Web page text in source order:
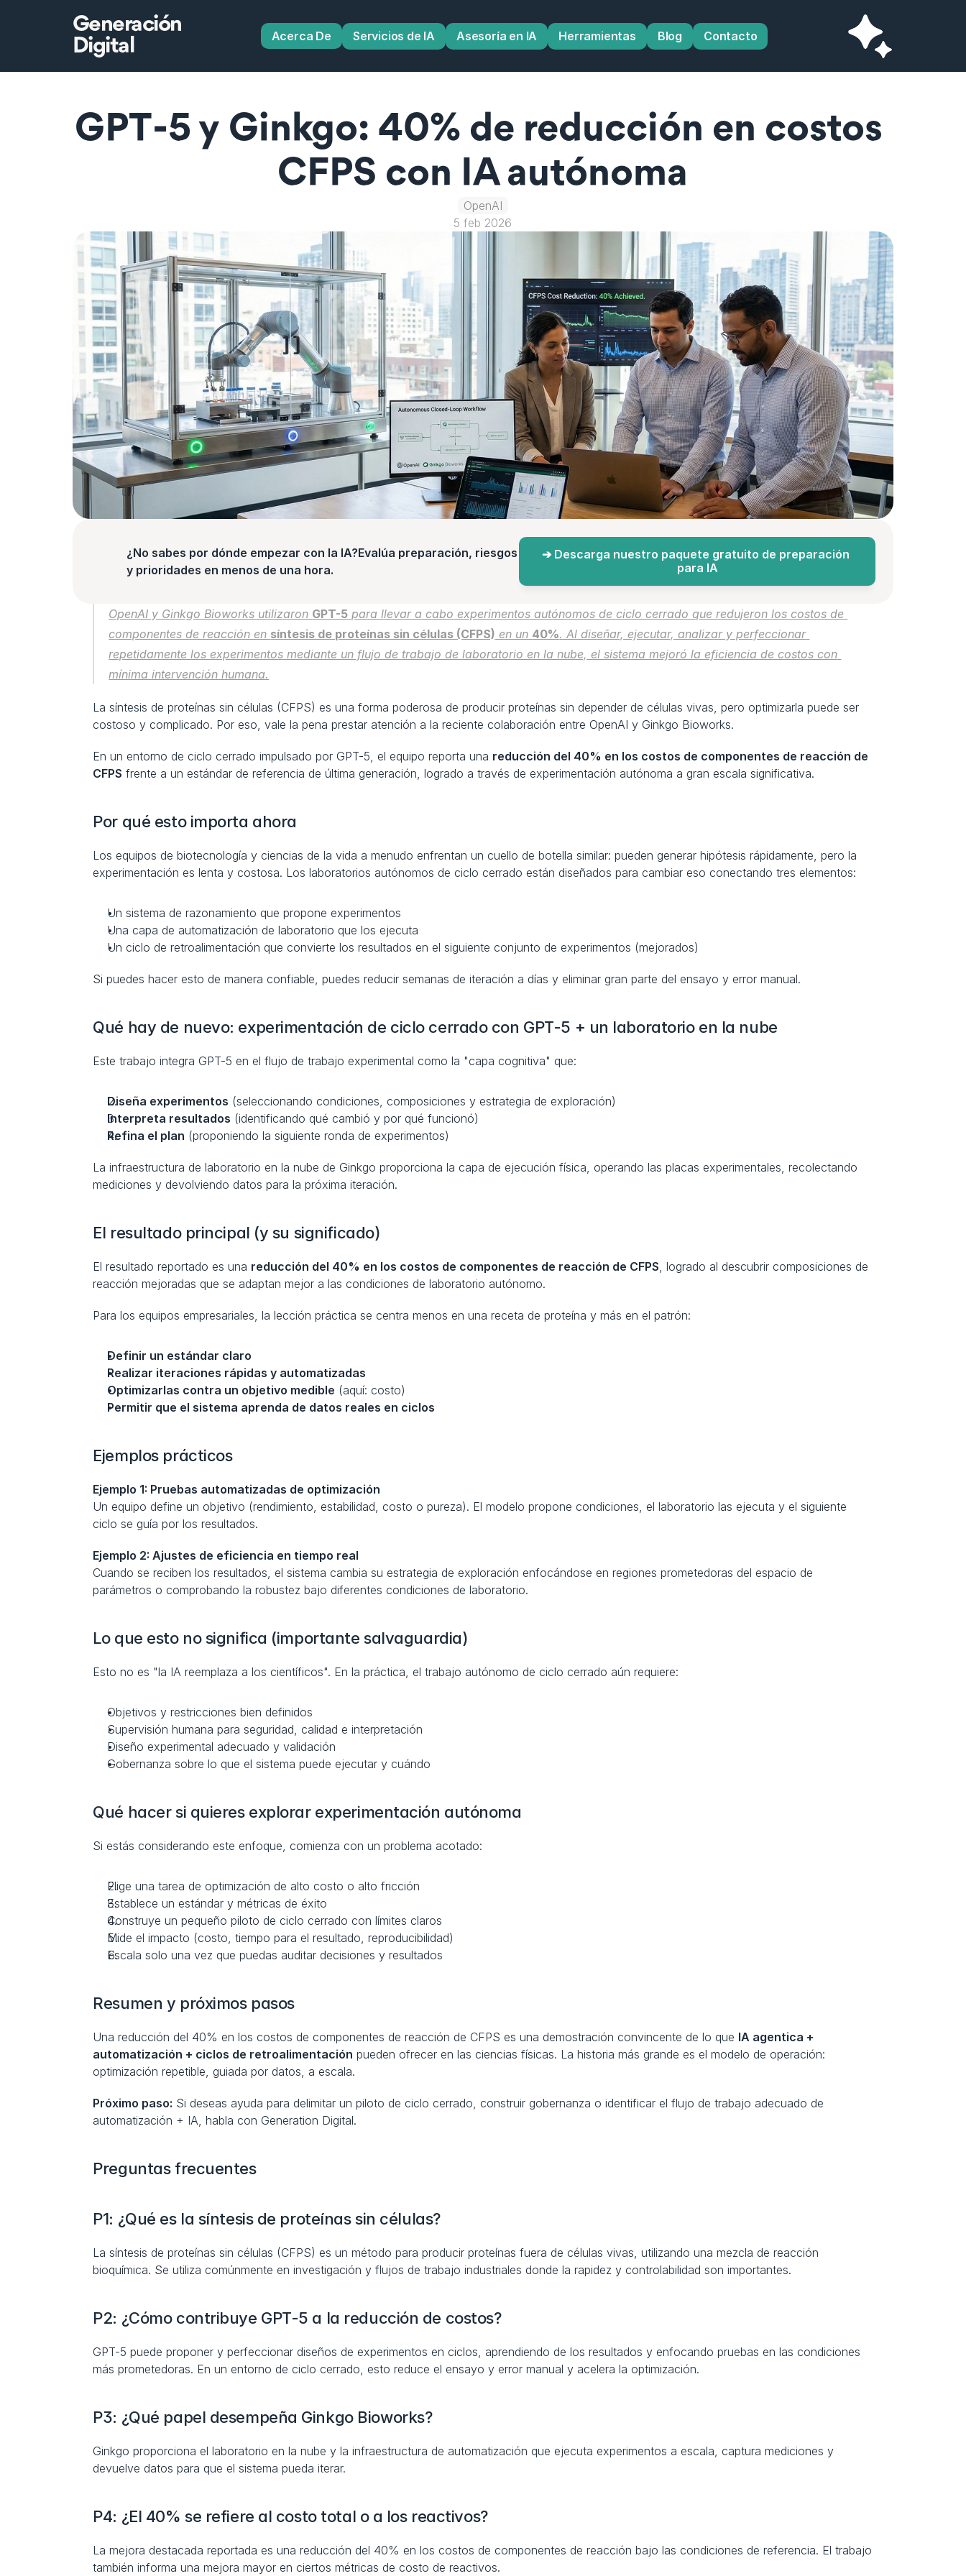
Generación
Digital
Acerca De Servicios de IA Asesoría en IA Herramientas Blog Contacto
GPT‑5 y Ginkgo: 40% de reducción en costos
CFPS con IA autónoma
OpenAI
5 feb 2026
¿No sabes por dónde empezar con la IA?Evalúa preparación, riesgos
y prioridades en menos de una hora.
➔ Descarga nuestro paquete gratuito de preparación
para IA
OpenAI y Ginkgo Bioworks utilizaron GPT-5 para llevar a cabo experimentos autónomos de ciclo cerrado que redujeron los costos de
componentes de reacción en síntesis de proteínas sin células (CFPS) en un 40%. Al diseñar, ejecutar, analizar y perfeccionar
repetidamente los experimentos mediante un flujo de trabajo de laboratorio en la nube, el sistema mejoró la eficiencia de costos con
mínima intervención humana.
La síntesis de proteínas sin células (CFPS) es una forma poderosa de producir proteínas sin depender de células vivas, pero optimizarla puede ser
costoso y complicado. Por eso, vale la pena prestar atención a la reciente colaboración entre OpenAI y Ginkgo Bioworks.
En un entorno de ciclo cerrado impulsado por GPT-5, el equipo reporta una reducción del 40% en los costos de componentes de reacción de
CFPS frente a un estándar de referencia de última generación, logrado a través de experimentación autónoma a gran escala significativa.
Por qué esto importa ahora
Los equipos de biotecnología y ciencias de la vida a menudo enfrentan un cuello de botella similar: pueden generar hipótesis rápidamente, pero la
experimentación es lenta y costosa. Los laboratorios autónomos de ciclo cerrado están diseñados para cambiar eso conectando tres elementos:
Un sistema de razonamiento que propone experimentos
Una capa de automatización de laboratorio que los ejecuta
Un ciclo de retroalimentación que convierte los resultados en el siguiente conjunto de experimentos (mejorados)
Si puedes hacer esto de manera confiable, puedes reducir semanas de iteración a días y eliminar gran parte del ensayo y error manual.
Qué hay de nuevo: experimentación de ciclo cerrado con GPT-5 + un laboratorio en la nube
Este trabajo integra GPT-5 en el flujo de trabajo experimental como la "capa cognitiva" que:
Diseña experimentos (seleccionando condiciones, composiciones y estrategia de exploración)
Interpreta resultados (identificando qué cambió y por qué funcionó)
Refina el plan (proponiendo la siguiente ronda de experimentos)
La infraestructura de laboratorio en la nube de Ginkgo proporciona la capa de ejecución física, operando las placas experimentales, recolectando
mediciones y devolviendo datos para la próxima iteración.
El resultado principal (y su significado)
El resultado reportado es una reducción del 40% en los costos de componentes de reacción de CFPS, logrado al descubrir composiciones de
reacción mejoradas que se adaptan mejor a las condiciones de laboratorio autónomo.
Para los equipos empresariales, la lección práctica se centra menos en una receta de proteína y más en el patrón:
Definir un estándar claro
Realizar iteraciones rápidas y automatizadas
Optimizarlas contra un objetivo medible (aquí: costo)
Permitir que el sistema aprenda de datos reales en ciclos
Ejemplos prácticos
Ejemplo 1: Pruebas automatizadas de optimización
Un equipo define un objetivo (rendimiento, estabilidad, costo o pureza). El modelo propone condiciones, el laboratorio las ejecuta y el siguiente
ciclo se guía por los resultados.
Ejemplo 2: Ajustes de eficiencia en tiempo real
Cuando se reciben los resultados, el sistema cambia su estrategia de exploración enfocándose en regiones prometedoras del espacio de
parámetros o comprobando la robustez bajo diferentes condiciones de laboratorio.
Lo que esto no significa (importante salvaguardia)
Esto no es "la IA reemplaza a los científicos". En la práctica, el trabajo autónomo de ciclo cerrado aún requiere:
Objetivos y restricciones bien definidos
Supervisión humana para seguridad, calidad e interpretación
Diseño experimental adecuado y validación
Gobernanza sobre lo que el sistema puede ejecutar y cuándo
Qué hacer si quieres explorar experimentación autónoma
Si estás considerando este enfoque, comienza con un problema acotado:
Elige una tarea de optimización de alto costo o alto fricción
Establece un estándar y métricas de éxito
Construye un pequeño piloto de ciclo cerrado con límites claros
Mide el impacto (costo, tiempo para el resultado, reproducibilidad)
Escala solo una vez que puedas auditar decisiones y resultados
Resumen y próximos pasos
Una reducción del 40% en los costos de componentes de reacción de CFPS es una demostración convincente de lo que IA agentica +
automatización + ciclos de retroalimentación pueden ofrecer en las ciencias físicas. La historia más grande es el modelo de operación:
optimización repetible, guiada por datos, a escala.
Próximo paso: Si deseas ayuda para delimitar un piloto de ciclo cerrado, construir gobernanza o identificar el flujo de trabajo adecuado de
automatización + IA, habla con Generation Digital.
Preguntas frecuentes
P1: ¿Qué es la síntesis de proteínas sin células?
La síntesis de proteínas sin células (CFPS) es un método para producir proteínas fuera de células vivas, utilizando una mezcla de reacción
bioquímica. Se utiliza comúnmente en investigación y flujos de trabajo industriales donde la rapidez y controlabilidad son importantes.
P2: ¿Cómo contribuye GPT-5 a la reducción de costos?
GPT-5 puede proponer y perfeccionar diseños de experimentos en ciclos, aprendiendo de los resultados y enfocando pruebas en las condiciones
más prometedoras. En un entorno de ciclo cerrado, esto reduce el ensayo y error manual y acelera la optimización.
P3: ¿Qué papel desempeña Ginkgo Bioworks?
Ginkgo proporciona el laboratorio en la nube y la infraestructura de automatización que ejecuta experimentos a escala, captura mediciones y
devuelve datos para que el sistema pueda iterar.
P4: ¿El 40% se refiere al costo total o a los reactivos?
La mejora destacada reportada es una reducción del 40% en los costos de componentes de reacción bajo las condiciones de referencia. El trabajo
también informa una mejora mayor en ciertos métricas de costo de reactivos.